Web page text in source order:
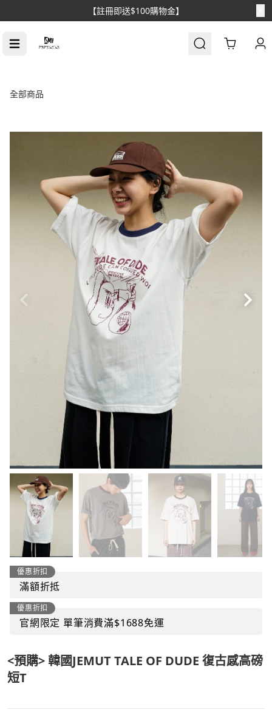
【註冊即送$100購物金】
Cart
全部商品
優惠折扣
滿額折抵
優惠折扣
官網限定 單筆消費滿$1688免運
<預購> 韓國JEMUT TALE OF DUDE 復古感高磅
短T